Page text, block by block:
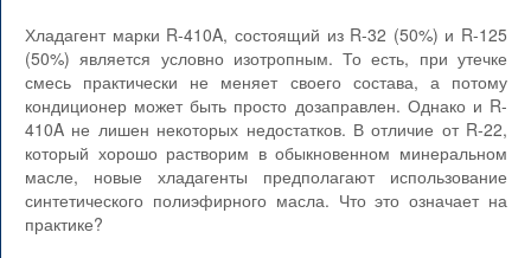
Хладагент марки R-410A, состоящий из R-32 (50%) и R-125
(50%) является условно изотропным. То есть, при утечке
смесь практически не меняет своего состава, а потому
кондиционер может быть просто дозаправлен. Однако и R-
410A не лишен некоторых недостатков. В отличие от R-22,
который хорошо растворим в обыкновенном минеральном
масле, новые хладагенты предполагают использование
синтетического полиэфирного масла. Что это означает на
практике?